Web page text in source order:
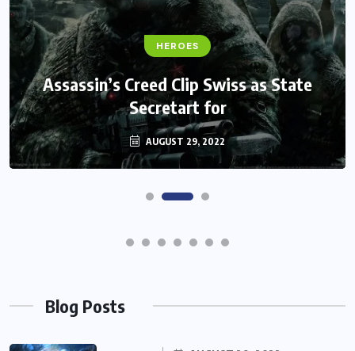
FANTASY
Monster Jam Titans success farms their
efforts
AUGUST 29, 2022
Blog Posts